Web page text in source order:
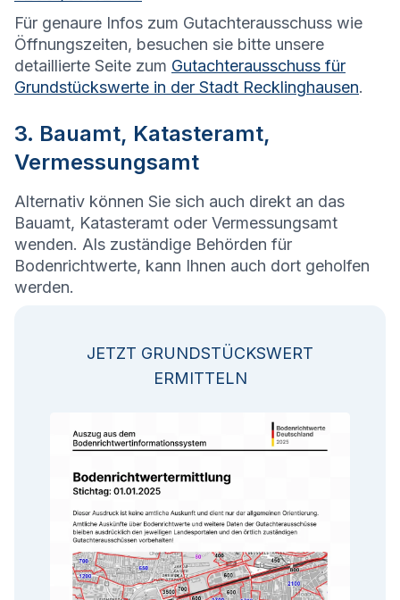
Für genaure Infos zum Gutachterausschuss wie
Öffnungszeiten, besuchen sie bitte unsere
detaillierte Seite zum Gutachterausschuss für
Grundstückswerte in der Stadt Recklinghausen.
3. Bauamt, Katasteramt,
Vermessungsamt
Alternativ können Sie sich auch direkt an das
Bauamt, Katasteramt oder Vermessungsamt
wenden. Als zuständige Behörden für
Bodenrichtwerte, kann Ihnen auch dort geholfen
werden.
JETZT GRUNDSTÜCKSWERT
ERMITTELN